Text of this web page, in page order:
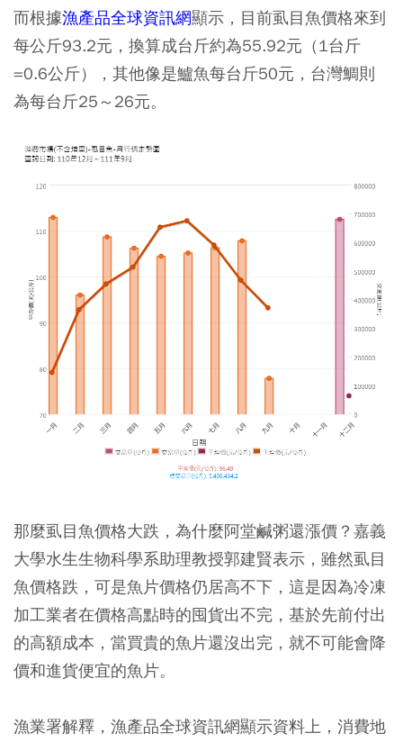
而根據漁產品全球資訊網顯示，目前虱目魚價格來到
每公斤93.2元，換算成台斤約為55.92元（1台斤
=0.6公斤），其他像是鱸魚每台斤50元，台灣鯛則
為每台斤25～26元。
那麼虱目魚價格大跌，為什麼阿堂鹹粥還漲價？嘉義
大學水生生物科學系助理教授郭建賢表示，雖然虱目
魚價格跌，可是魚片價格仍居高不下，這是因為冷凍
加工業者在價格高點時的囤貨出不完，基於先前付出
的高額成本，當買貴的魚片還沒出完，就不可能會降
價和進貨便宜的魚片。
漁業署解釋，漁產品全球資訊網顯示資料上，消費地